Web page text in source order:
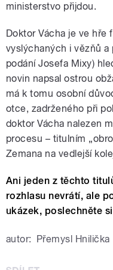
ministerstvo přijdou.
Doktor Vácha je ve hře
vyslýchaných i vězňů a
podání Josefa Mixy)
novin napsal ostrou
má k tomu osobní
otce, zadrženého při
doktor Vácha nalezen
procesu – titulním
Zemana na vedlejší
Ani jeden z těchto
rozhlasu nevrátí, ale
ukázek, poslechněte
autor: Přemysl Hnilička